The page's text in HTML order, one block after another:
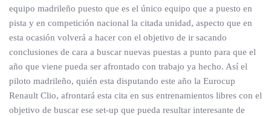
equipo madrileño puesto que es el único equipo que a puesto en
pista y en competición nacional la citada unidad, aspecto que en
esta ocasión volverá a hacer con el objetivo de ir sacando
conclusiones de cara a buscar nuevas puestas a punto para que el
año que viene pueda ser afrontado con trabajo ya hecho. Así el
piloto madrileño, quién esta disputando este año la Eurocup
Renault Clio, afrontará esta cita en sus entrenamientos libres con el
objetivo de buscar ese set-up que pueda resultar interesante de